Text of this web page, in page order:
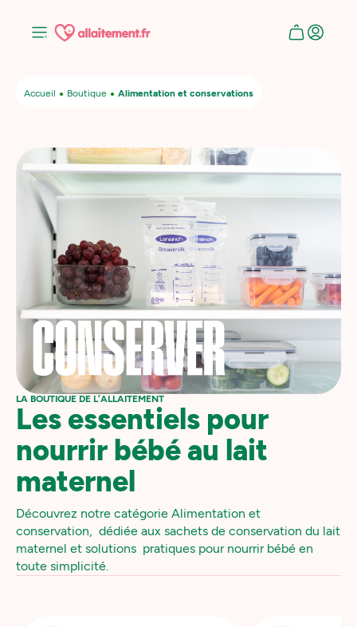
Accueil Boutique Alimentation et conservations
LA BOUTIQUE DE L’ALLAITEMENT
Les essentiels pour
nourrir bébé au lait
maternel
Découvrez notre catégorie Alimentation et
conservation, dédiée aux sachets de conservation du lait
maternel et solutions pratiques pour nourrir bébé en
toute simplicité.